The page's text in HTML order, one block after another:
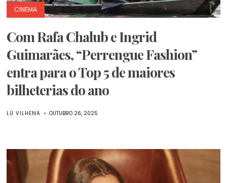
CINEMA
Com Rafa Chalub e Ingrid
Guimarães, “Perrengue Fashion”
entra para o Top 5 de maiores
bilheterias do ano
LÚ VILHENA OUTUBRO 26, 2025